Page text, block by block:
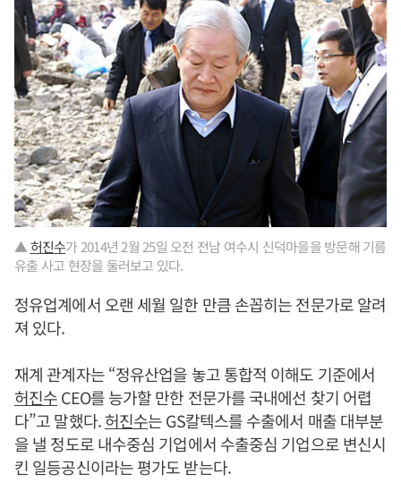
▲허진수가 2014년 2월 25일 오전 전남 여수시 신덕마을을 방문해 기름
유출 사고 현장을 둘러보고 있다.
정유업계에서 오랜 세월 일한 만큼 손꼽히는 전문가로 알려
져 있다.
재계 관계자는 “정유산업을 놓고 통합적 이해도 기준에서
허진수CEO를 능가할 만한 전문가를 국내에선 찾기 어렵
다”고 말했다.허진수는 GS칼텍스를 수출에서 매출 대부분
을 낼 정도로 내수중심 기업에서 수출중심 기업으로 변신시
킨 일등공신이라는 평가도 받는다.